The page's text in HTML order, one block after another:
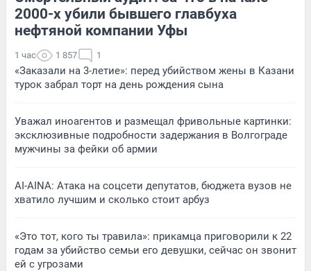
2000-х убили бывшего главбуха
нефтяной компании Уфы
1 час 1 857 1
«Заказали на 3-летие»: перед убийством жены в Казани
турок забрал торт на день рождения сына
Уважал иноагентов и размещал фривольные картинки:
эксклюзивные подробности задержания в Волгограде
мужчины за фейки об армии
AI-AINA: Атака на соцсети депутатов, бюджета вузов не
хватило лучшим и сколько стоит арбуз
«Это тот, кого ты травила»: прикамца приговорили к 22
годам за убийство семьи его девушки, сейчас он звонит
ей с угрозами